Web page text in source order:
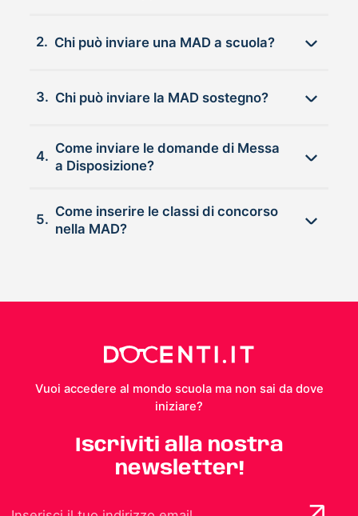
2. Chi può inviare una MAD a scuola?
3. Chi può inviare la MAD sostegno?
4.
Come inviare le domande di Messa
a Disposizione?
5.
Come inserire le classi di concorso
nella MAD?
Vuoi accedere al mondo scuola ma non sai da dove
iniziare?
Iscriviti alla nostra
newsletter!